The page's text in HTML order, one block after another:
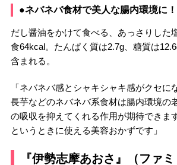
●ネバネバ食材で美人な腸内環境に！
だし醤油をかけて食べる、あっさりした
食64kcal。たんぱく質は2.7g、糖質は
含まれる。
「ネバネバ感とシャキシャキ感がクセに
長芋などのネバネバ系食材は腸内環境の
の吸収を抑えてくれる作用が期待できま
というときに使える美容おかずです」
『伊勢志摩あおさ』（ファミ